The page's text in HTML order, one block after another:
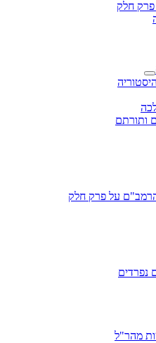
פרק חלק
ותורתם
על פרק חלק
נפרדים
מהר"ל